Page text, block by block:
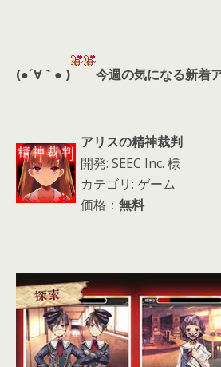
(●´∀｀● ) 今週の気になる新着
アリスの精神裁判
開発: SEEC Inc. 様
カテゴリ: ゲーム
価格： 無料